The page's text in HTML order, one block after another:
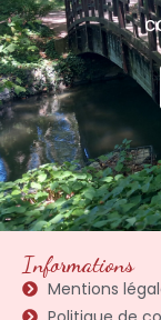
Informations
Mentions